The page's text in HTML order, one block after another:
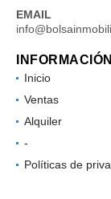
EMAIL
INFORMACIÓN
Inicio
Ventas
Alquiler
-
Políticas de